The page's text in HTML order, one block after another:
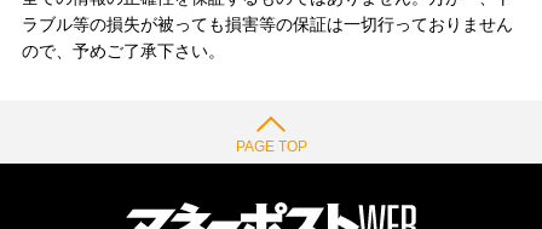
ラブル等の損失が被っても損害等の保証は一切行っておりません
ので、予めご了承下さい。
PAGE TOP